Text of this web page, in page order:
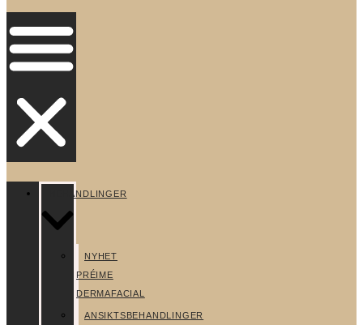
BEHANDLINGER
NYHET
PRÉIME
DERMAFACIAL
ANSIKTSBEHANDLINGER